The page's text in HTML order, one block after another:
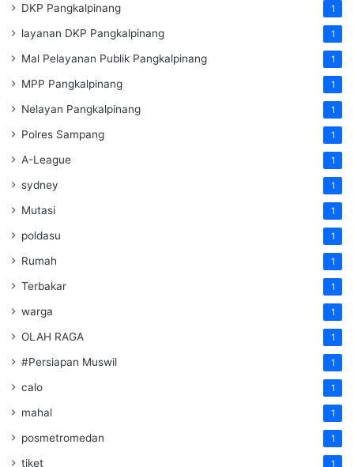
DKP Pangkalpinang 1
layanan DKP Pangkalpinang 1
Mal Pelayanan Publik Pangkalpinang 1
MPP Pangkalpinang 1
Nelayan Pangkalpinang 1
Polres Sampang 1
A-League 1
sydney 1
Mutasi 1
poldasu 1
Rumah 1
Terbakar 1
warga 1
OLAH RAGA 1
#Persiapan Muswil 1
calo 1
mahal 1
posmetromedan 1
tiket 1